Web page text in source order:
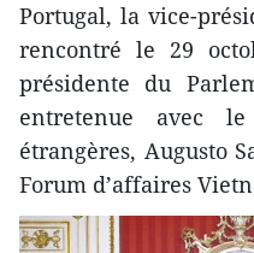
Portugal, la vice-
rencontré le 29
présidente du
entretenue avec
étrangères, Augusto
Forum d’affaires